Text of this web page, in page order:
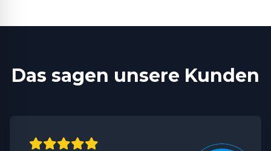
Das sagen unsere Kunden